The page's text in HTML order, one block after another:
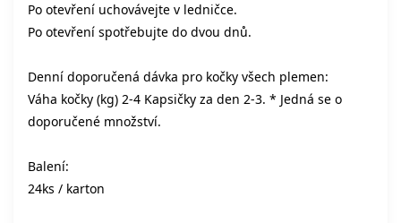
Po otevření uchovávejte v ledničce.
Po otevření spotřebujte do dvou dnů.
Denní doporučená dávka pro kočky všech plemen:
Váha kočky (kg) 2-4 Kapsičky za den 2-3. * Jedná se o
doporučené množství.
Balení:
24ks / karton